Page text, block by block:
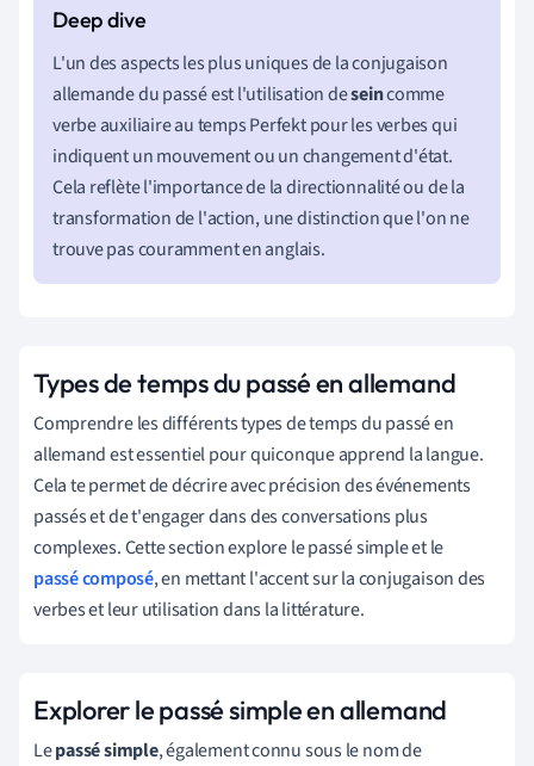
L'un des aspects les plus uniques de la conjugaison
allemande du passé est l'utilisation deseincomme
verbe auxiliaire au temps Perfekt pour les verbes qui
indiquent un mouvement ou un changement d'état.
Cela reflète l'importance de la directionnalité ou de la
transformation de l'action, une distinction que l'on ne
trouve pas couramment en anglais.
Types de temps du passé en allemand
Comprendre les différents types de temps du passé en
allemand est essentiel pour quiconque apprend la langue.
Cela te permet de décrire avec précision des événements
passés et de t'engager dans des conversations plus
complexes. Cette section explore le passé simple et le
passé composé, en mettant l'accent sur la conjugaison des
verbes et leur utilisation dans la littérature.
Explorer le passé simple en allemand
Lepassé simple, également connu sous le nom de